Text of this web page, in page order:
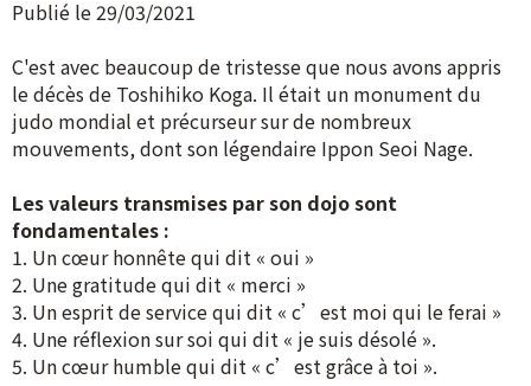
Publié le 29/03/2021
C'est avec beaucoup de tristesse que nous avons appris
le décès de Toshihiko Koga. Il était un monument du
judo mondial et précurseur sur de nombreux
mouvements, dont son légendaire Ippon Seoi Nage.
Les valeurs transmises par son dojo sont
fondamentales :
1. Un cœur honnête qui dit « oui »
2. Une gratitude qui dit « merci »
3. Un esprit de service qui dit « c’est moi qui le ferai »
4. Une réflexion sur soi qui dit « je suis désolé ».
5. Un cœur humble qui dit « c’est grâce à toi ».